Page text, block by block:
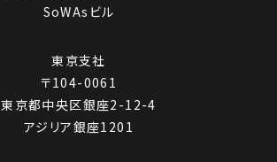
SoWAsビル
東京支社
〒104-0061
東京都中央区銀座2-12-4
アジリア銀座1201